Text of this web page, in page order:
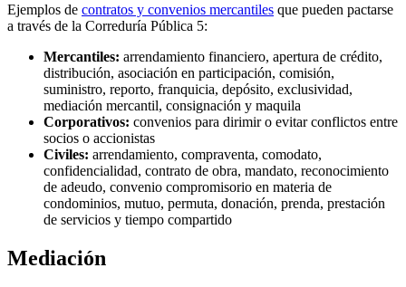
Ejemplos de contratos y convenios mercantiles que pueden pactarse
a través de la Correduría Pública 5:
Mercantiles: arrendamiento financiero, apertura de crédito,
distribución, asociación en participación, comisión,
suministro, reporto, franquicia, depósito, exclusividad,
mediación mercantil, consignación y maquila
Corporativos: convenios para dirimir o evitar conflictos entre
socios o accionistas
Civiles: arrendamiento, compraventa, comodato,
confidencialidad, contrato de obra, mandato, reconocimiento
de adeudo, convenio compromisorio en materia de
condominios, mutuo, permuta, donación, prenda, prestación
de servicios y tiempo compartido
Mediación